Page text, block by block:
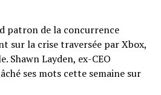
patron de la concurrence
sur la crise traversée par Xbox,
Shawn Layden, ex-CEO
ses mots cette semaine sur